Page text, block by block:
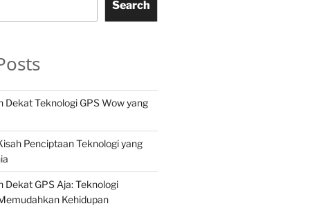
Search
Dekat Teknologi GPS Wow yang
Penciptaan Teknologi yang
Dekat GPS Aja: Teknologi
Kehidupan